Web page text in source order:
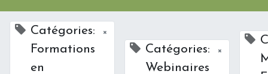
Catégories:
Formations
en
×
Catégories:
Webinaires
×